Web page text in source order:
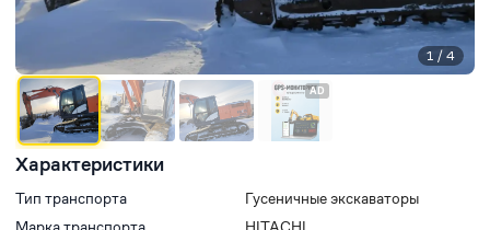
Характеристики
Тип транспорта
Гусеничные экскаваторы
1 / 4
AD